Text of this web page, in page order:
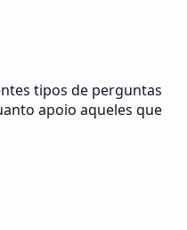
tipos de perguntas
apoio aqueles que